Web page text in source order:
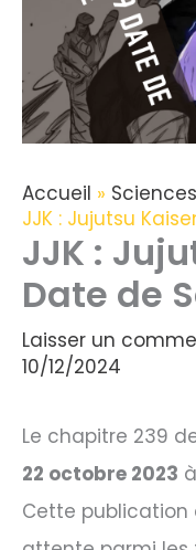
Accueil
JJK : Jujutsu
JJK :
Date de
Laisser un
10/12/2024
Le chapitre 239
22 octobre 2023
Cette publication